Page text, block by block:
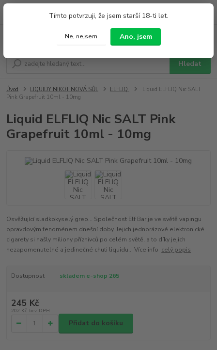
Tímto potvrzuji, že jsem starší 18-ti let.
Ne, nejsem Ano, jsem
Hledat
Po - Pá 9:00 - 19:00 So 9:00 - 14:00
Úvod LIQUIDY NIKOTINOVÁ SŮL ELFLIQ
Liquid ELFLIQ Nic SALT
Pink Grapefruit 10ml - 10mg
Liquid ELFLIQ Nic SALT Pink
Grapefruit 10ml - 10mg
Osvěžující sladkokyselý grep... Společnost Elf Bar je ve světě vapingu
opravdovým fenoménem dnešní doby. Jejich jednorázové elektronické
cigarety si našly miliony příznivců po celém světě, a to díky jejich
nezapomenutelné a jedinečné chuti liquidu... Více info celý popis
Dostupnost skladem e-shop 265
245 Kč
202 Kč bez DPH
Přidat do košíku